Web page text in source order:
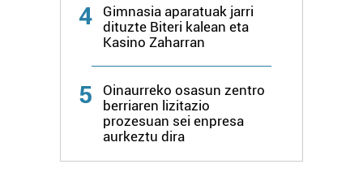
4
Gimnasia aparatuak jarri
dituzte Biteri kalean eta
Kasino Zaharran
5
Oinaurreko osasun zentro
berriaren lizitazio
prozesuan sei enpresa
aurkeztu dira